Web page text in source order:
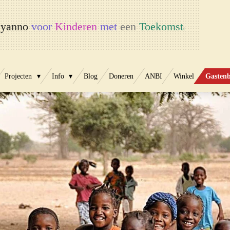
voorKinderenmeteenToekomstt
Projecten Info Blog Doneren ANBI Winkel